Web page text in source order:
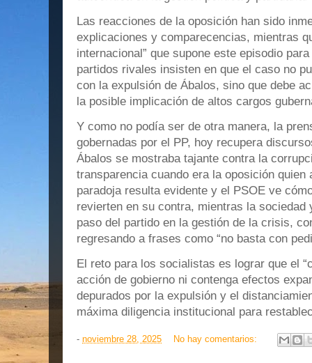
Las reacciones de la oposición han sido
explicaciones y comparecencias, mientras
internacional” que supone este episodio
partidos rivales insisten en que el caso no
con la expulsión de Ábalos, sino que debe
la posible implicación de altos cargos
Y como no podía ser de otra manera, la
gobernadas por el PP, hoy recupera
Ábalos se mostraba tajante contra la
transparencia cuando era la oposición
paradoja resulta evidente y el PSOE ve
revierten en su contra, mientras la sociedad
paso del partido en la gestión de la crisis,
regresando a frases como “no basta con
El reto para los socialistas es lograr que el
acción de gobierno ni contenga efectos
depurados por la expulsión y el
máxima diligencia institucional para
- noviembre 28, 2025 No hay comentarios: